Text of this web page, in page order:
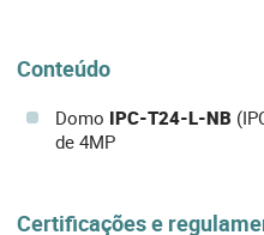
Conteúdo
Domo IPC-T24-L-NB
de 4MP
Certificações e